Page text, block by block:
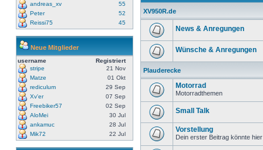
andreas_xv
55
Peter
52
Reissi75
45
Neue Mitglieder
username
Registriert
stripe
21 Nov
Matze
01 Okt
rediculum
29 Sep
Xv'er
07 Sep
Freebiker57
02 Sep
AloMei
30 Jul
ankamuc
28 Jul
Mik72
22 Jul
XV950R.de
News & Anregungen
Wünsche & Anregungen
Plauderecke
Motorrad
Motorradthemen
Small Talk
Vorstellung
Dein erster Beitrag könnte